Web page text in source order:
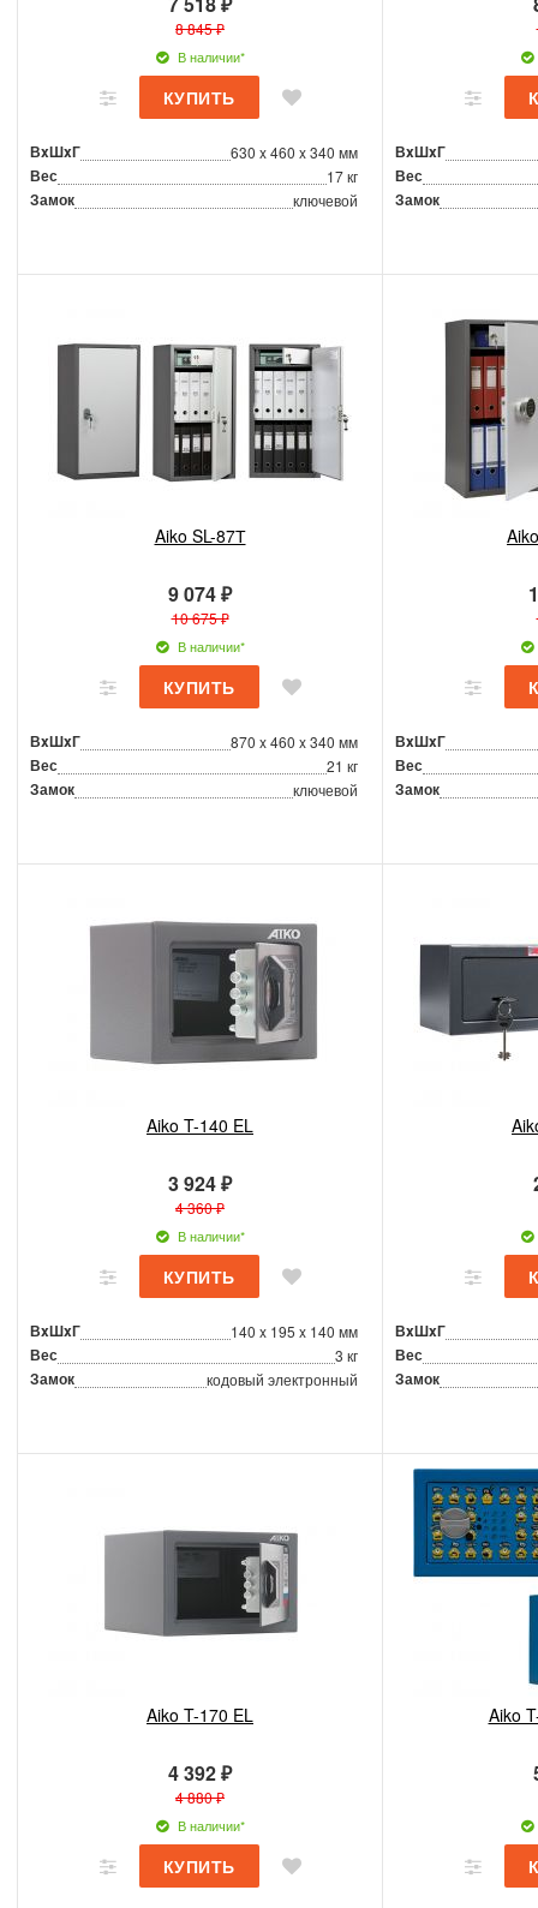
8 845 ₽
В наличии*
ВxШxГ 630 x 460 x 340 мм
Вес 17 кг
Замок ключевой
ВxШxГ
Вес
Замок
Aiko SL-87Т
9 074 ₽
10 675 ₽
В наличии*
ВxШxГ 870 x 460 x 340 мм
Вес 21 кг
Замок ключевой
ВxШxГ
Вес
Замок
Aiko T-140 EL
3 924 ₽
4 360 ₽
В наличии*
ВxШxГ 140 x 195 x 140 мм
Вес 3 кг
Замок кодовый электронный
ВxШxГ
Вес
Замок
Aiko T-170 EL
4 392 ₽
4 880 ₽
В наличии*
Aiko